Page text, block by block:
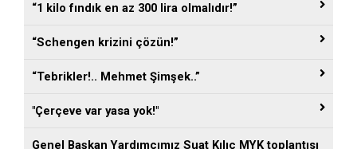
“1 kilo fındık en az 300 lira olmalıdır!”
“Schengen krizini çözün!”
“Tebrikler!.. Mehmet Şimşek..”
"Çerçeve var yasa yok!"
Genel Başkan Yardımcımız Suat Kılıç MYK toplantısı